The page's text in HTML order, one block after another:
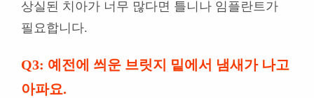
상실된 치아가 너무 많다면 틀니나 임플란트가
필요합니다.
Q3: 예전에 씌운 브릿지 밑에서 냄새가 나고
아파요.